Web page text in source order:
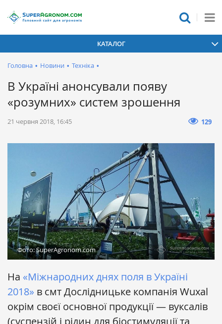
КАТАЛОГ
Головна • Новини • Техніка •
В Україні анонсували появу
«розумних» систем зрошення
21 червня 2018, 16:45 129
Фото: SuperAgronom.com
На «Міжнародних днях поля в Україні
2018» в смт Дослідницьке компанія Wuxal
окрім своєї основної продукції — вуксалів